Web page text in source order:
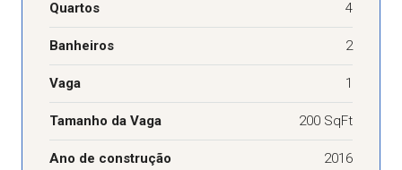
Quartos 4
Banheiros 2
Vaga 1
Tamanho da Vaga 200 SqFt
Ano de construção 2016